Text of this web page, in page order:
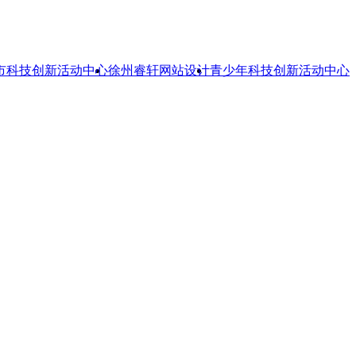
青少年科技创新活动中心
徐州睿轩网站设计
科技创新活动中心